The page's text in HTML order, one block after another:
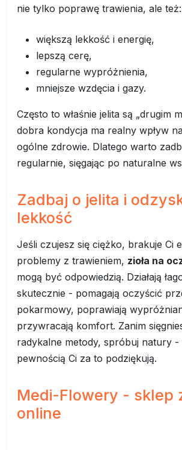
nie tylko poprawę trawienia, ale też:
większą lekkość i energię,
lepszą cerę,
regularne wypróżnienia,
mniejsze wzdęcia i gazy.
Często to właśnie jelita są „drugim
dobra kondycja ma realny wpływ
ogólne zdrowie. Dlatego warto
regularnie, sięgając po naturalne
Zadbaj o jelita i
lekkość
Jeśli czujesz się ciężko, brakuje Ci
problemy z trawieniem, zioła na
mogą być odpowiedzią. Działają
skutecznie - pomagają oczyścić
pokarmowy, poprawiają
przywracają komfort. Zanim
radykalne metody, spróbuj natury -
pewnością Ci za to podziękują.
Medi-Flowery - sklep
online